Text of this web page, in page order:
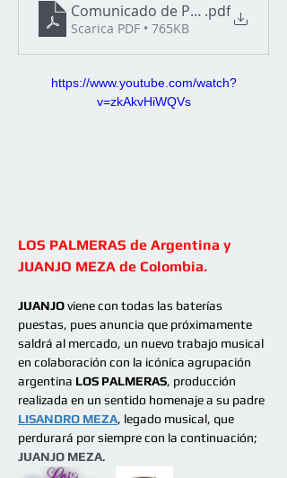
Comunicado de Prensa -
.pdf
Scarica PDF • 765KB
https://www.youtube.com/watch?
v=zkAkvHiWQVs
LOS PALMERAS de Argentina y
JUANJO MEZA de Colombia.
JUANJO viene con todas las baterías
puestas, pues anuncia que próximamente
saldrá al mercado, un nuevo trabajo musical
en colaboración con la icónica agrupación
argentina LOS PALMERAS, producción
realizada en un sentido homenaje a su padre
LISANDRO MEZA, legado musical, que
perdurará por siempre con la continuación;
JUANJO MEZA.